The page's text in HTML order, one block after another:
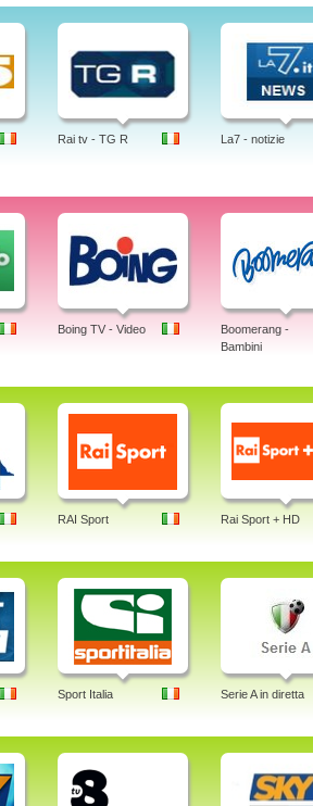
Rai tv - TG R La7 - notizie
Boing TV - Video
Boomerang -
Bambini
RAI Sport Rai Sport + HD
Sport Italia Serie A in diretta